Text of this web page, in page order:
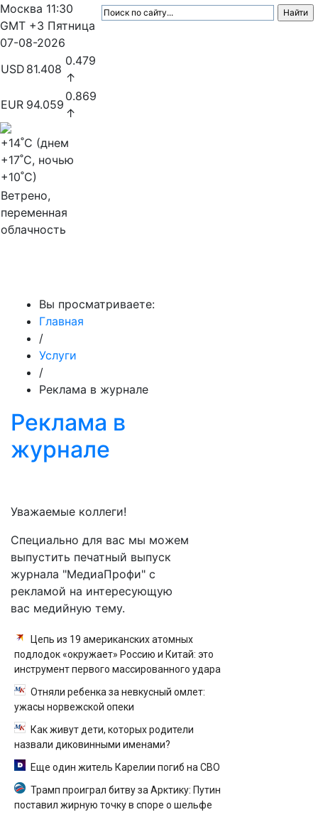
Москва 11:30
GMT +3 Пятница
07-08-2026
USD 81.408
0.479
↑
EUR 94.059
0.869
↑
+14˚C (днем
+17˚C, ночью
+10˚C)
Ветрено,
переменная
облачность
Вы просматриваете:
Главная
/
Услуги
/
Реклама в журнале
Реклама в
журнале
Уважаемые коллеги!
Специально для вас мы можем
выпустить печатный выпуск
журнала "МедиаПрофи" с
рекламой на интересующую
вас медийную тему.
Цепь из 19 американских атомных
подлодок «окружает» Россию и Китай: это
инструмент первого массированного удара
Отняли ребенка за невкусный омлет:
ужасы норвежской опеки
Как живут дети, которых родители
назвали диковинными именами?
Еще один житель Карелии погиб на СВО
Трамп проиграл битву за Арктику: Путин
поставил жирную точку в споре о шельфе